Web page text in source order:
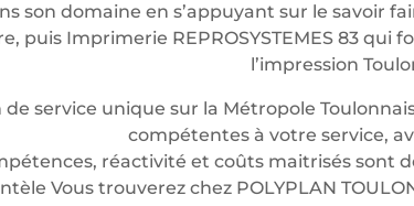
son domaine en s’appuyant sur le savoir
puis Imprimerie REPROSYSTEMES 83
l’impression
service unique sur la Métropole
compétentes à votre service,
réactivité et coûts maitrisés sont
Vous trouverez chez POLYPLAN